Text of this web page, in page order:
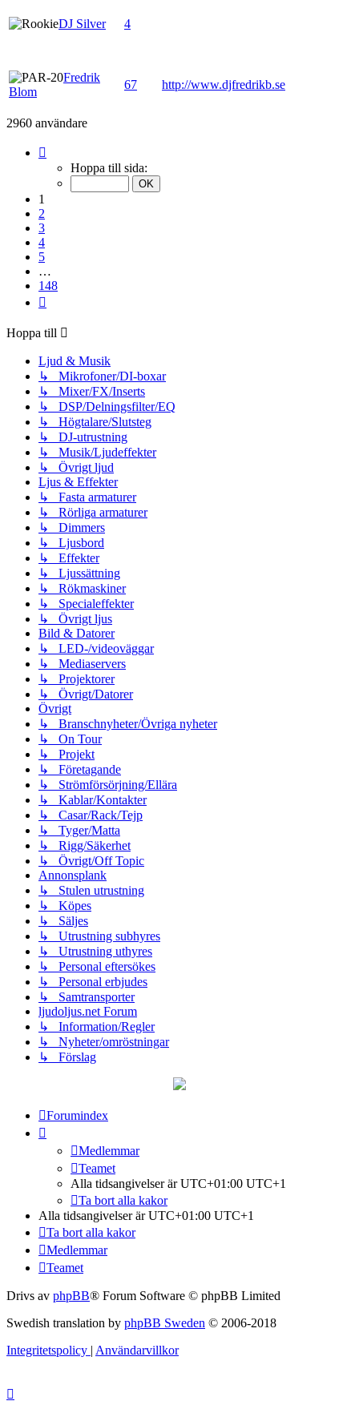
DJ Silver 4
Fredrik
Blom
67 http://www.djfredrikb.se
2960 användare
Hoppa till sida:
1
2
3
4
5
…
148
Hoppa till
Ljud & Musik
↳ Mikrofoner/DI-boxar
↳ Mixer/FX/Inserts
↳ DSP/Delningsfilter/EQ
↳ Högtalare/Slutsteg
↳ DJ-utrustning
↳ Musik/Ljudeffekter
↳ Övrigt ljud
Ljus & Effekter
↳ Fasta armaturer
↳ Rörliga armaturer
↳ Dimmers
↳ Ljusbord
↳ Effekter
↳ Ljussättning
↳ Rökmaskiner
↳ Specialeffekter
↳ Övrigt ljus
Bild & Datorer
↳ LED-/videoväggar
↳ Mediaservers
↳ Projektorer
↳ Övrigt/Datorer
Övrigt
↳ Branschnyheter/Övriga nyheter
↳ On Tour
↳ Projekt
↳ Företagande
↳ Strömförsörjning/Ellära
↳ Kablar/Kontakter
↳ Casar/Rack/Tejp
↳ Tyger/Matta
↳ Rigg/Säkerhet
↳ Övrigt/Off Topic
Annonsplank
↳ Stulen utrustning
↳ Köpes
↳ Säljes
↳ Utrustning subhyres
↳ Utrustning uthyres
↳ Personal eftersökes
↳ Personal erbjudes
↳ Samtransporter
ljudoljus.net Forum
↳ Information/Regler
↳ Nyheter/omröstningar
↳ Förslag
Forumindex
Medlemmar
Teamet
Alla tidsangivelser är UTC+01:00 UTC+1
Ta bort alla kakor
Alla tidsangivelser är UTC+01:00 UTC+1
Ta bort alla kakor
Medlemmar
Teamet
Drivs av phpBB® Forum Software © phpBB Limited
Swedish translation by phpBB Sweden © 2006-2018
Integritetspolicy | Användarvillkor